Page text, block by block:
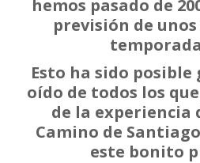
hemos pasado de
previsión de unos
temporada
Esto ha sido posible
oído de todos los
de la experiencia
Camino de
este bonito